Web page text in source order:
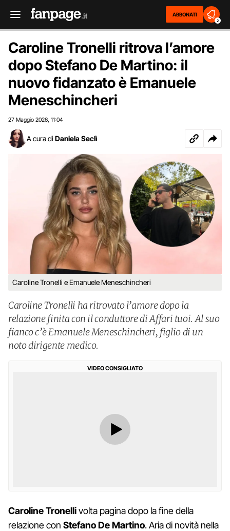
ABBONATI
2
Caroline Tronelli ritrova l’amore
dopo Stefano De Martino: il
nuovo fidanzato è Emanuele
Meneschincheri
27 Maggio 2026 11:04
A cura di Daniela Seclì
Caroline Tronelli e Emanuele Meneschincheri
Caroline Tronelli ha ritrovato l’amore dopo la
relazione finita con il conduttore di Affari tuoi. Al suo
fianco c’è Emanuele Meneschincheri, figlio di un
noto dirigente medico.
VIDEO CONSIGLIATO
Caroline Tronellivolta pagina dopo la fine della
relazione con Stefano De Martino. Aria di novità nella